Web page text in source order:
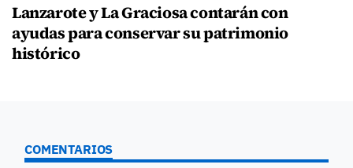
Lanzarote y La Graciosa contarán con
ayudas para conservar su patrimonio
histórico
COMENTARIOS